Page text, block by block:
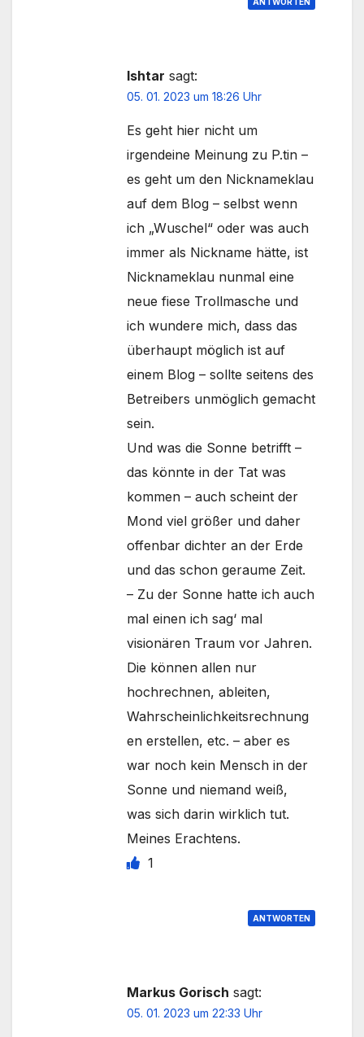
Ishtar sagt:
05. 01. 2023 um 18:26 Uhr
Es geht hier nicht um
irgendeine Meinung zu P.tin –
es geht um den Nicknameklau
auf dem Blog – selbst wenn
ich „Wuschel“ oder was auch
immer als Nickname hätte, ist
Nicknameklau nunmal eine
neue fiese Trollmasche und
ich wundere mich, dass das
überhaupt möglich ist auf
einem Blog – sollte seitens des
Betreibers unmöglich gemacht
sein.
Und was die Sonne betrifft –
das könnte in der Tat was
kommen – auch scheint der
Mond viel größer und daher
offenbar dichter an der Erde
und das schon geraume Zeit.
– Zu der Sonne hatte ich auch
mal einen ich sag‘ mal
visionären Traum vor Jahren.
Die können allen nur
hochrechnen, ableiten,
Wahrscheinlichkeitsrechnung
en erstellen, etc. – aber es
war noch kein Mensch in der
Sonne und niemand weiß,
was sich darin wirklich tut.
Meines Erachtens.
1
ANTWORTEN
Markus Gorisch sagt:
05. 01. 2023 um 22:33 Uhr